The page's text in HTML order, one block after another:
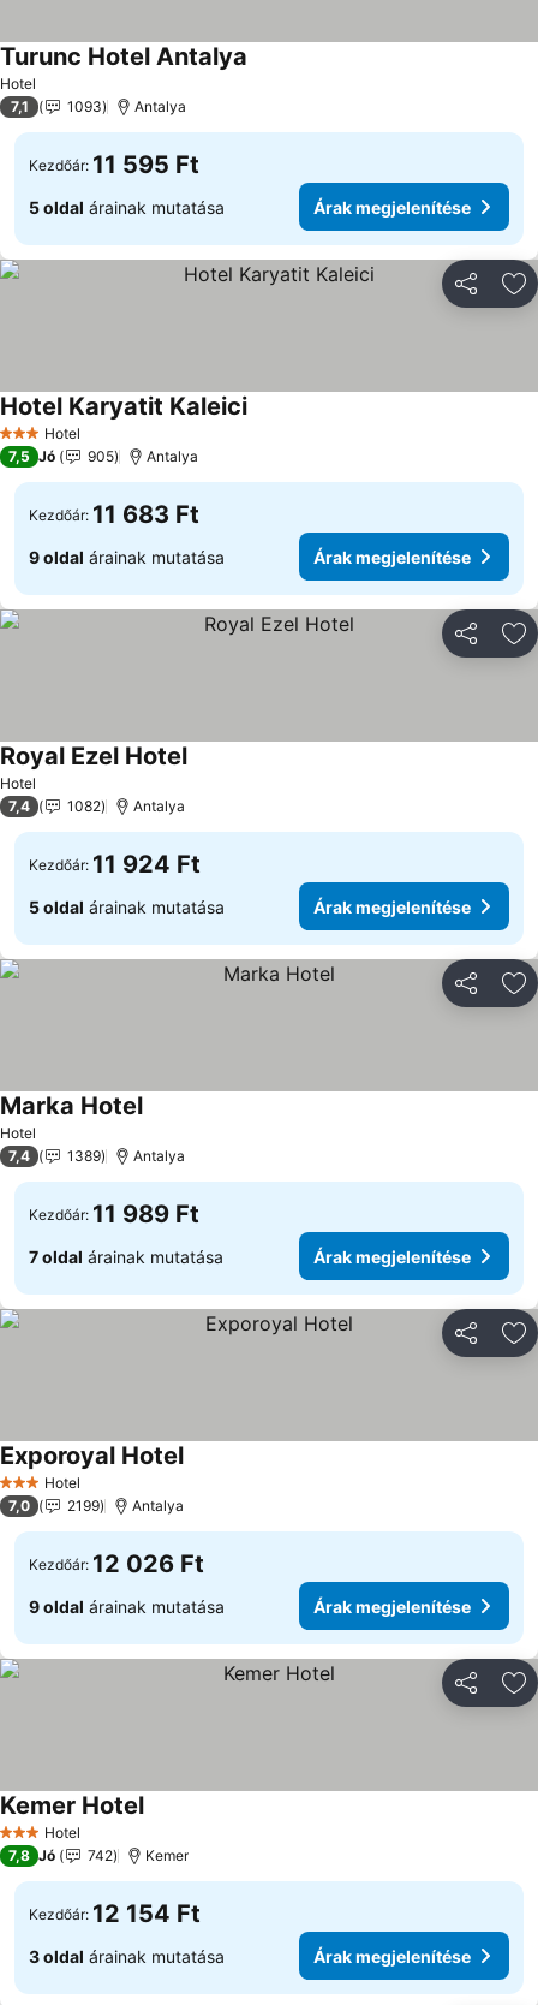
Hotel
Turunc Hotel Antalya
7,1 1093 Antalya
Kezdőár: 11 595 Ft
5 oldal árainak mutatása Árak megjelenítése
3 Kategória
Hotel
Hotel Karyatit Kaleici
7,5 Jó 905 Antalya
Kezdőár: 11 683 Ft
9 oldal árainak mutatása Árak megjelenítése
Hotel
Royal Ezel Hotel
7,4 1082 Antalya
Kezdőár: 11 924 Ft
5 oldal árainak mutatása Árak megjelenítése
Hotel
Marka Hotel
7,4 1389 Antalya
Kezdőár: 11 989 Ft
7 oldal árainak mutatása Árak megjelenítése
3 Kategória
Hotel
Exporoyal Hotel
7,0 2199 Antalya
Kezdőár: 12 026 Ft
9 oldal árainak mutatása Árak megjelenítése
3 Kategória
Hotel
Kemer Hotel
7,8 Jó 742 Kemer
Kezdőár: 12 154 Ft
3 oldal árainak mutatása Árak megjelenítése